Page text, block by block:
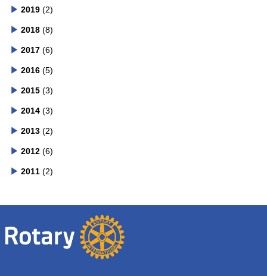
2019(2)
2018(8)
2017(6)
2016(5)
2015(3)
2014(3)
2013(2)
2012(6)
2011(2)